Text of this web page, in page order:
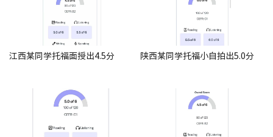
江西某同学托福面授出4.5分 陕西某同学托福小自拍出5.0分